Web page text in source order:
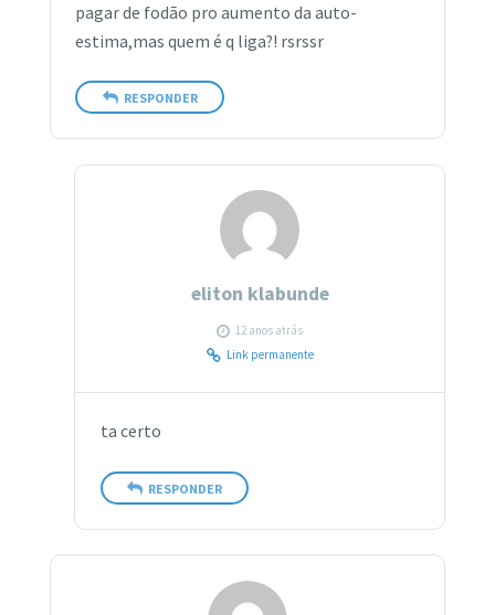
pagar de fodão pro aumento da auto-
estima,mas quem é q liga?! rsrssr
RESPONDER
eliton klabunde
12 anos atrás
Link permanente
ta certo
RESPONDER